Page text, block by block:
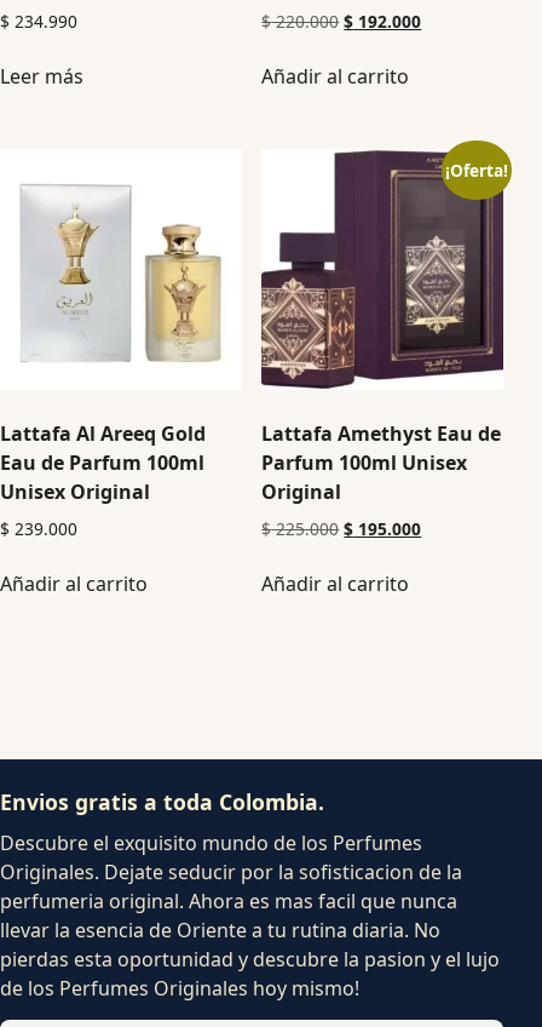
$ 234.990
Leer más
$220.000 $ 192.000
Añadir al carrito
Lattafa Al Areeq Gold
Eau de Parfum 100ml
Unisex Original
$ 239.000
Añadir al carrito
¡Oferta!
Lattafa Amethyst Eau de
Parfum 100ml Unisex
Original
$225.000 $ 195.000
Añadir al carrito
Envios gratis a toda Colombia.
Descubre el exquisito mundo de los Perfumes
Originales. Dejate seducir por la sofisticacion de la
perfumeria original. Ahora es mas facil que nunca
llevar la esencia de Oriente a tu rutina diaria. No
pierdas esta oportunidad y descubre la pasion y el lujo
de los Perfumes Originales hoy mismo!